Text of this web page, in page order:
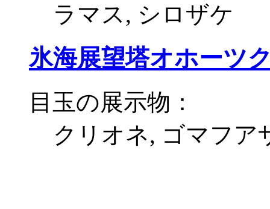
ラマス, シロザケ
氷海展望塔オホーツ
目玉の展示物：
クリオネ, ゴマフア